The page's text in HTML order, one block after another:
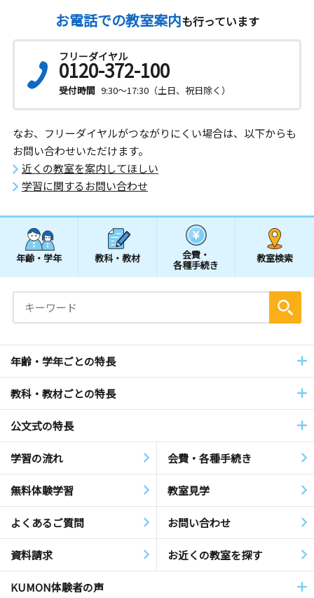
お電話での教室案内も行っています
フリーダイヤル
0120-372-100
受付時間 9:30～17:30（土日、祝日除く）
なお、フリーダイヤルがつながりにくい場合は、以下からも
お問い合わせいただけます。
近くの教室を案内してほしい
学習に関するお問い合わせ
年齢・学年 教科・教材 会費・
各種手続き
教室検索
年齢・学年ごとの特長
教科・教材ごとの特長
公文式の特長
学習の流れ 会費・各種手続き
無料体験学習 教室見学
よくあるご質問 お問い合わせ
資料請求 お近くの教室を探す
KUMON体験者の声